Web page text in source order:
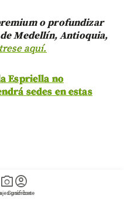
photo_camera
gráficos
account_circle
Suscríbete
o profundizar
Medellín, Antioquia,
aquí.
Espriella no
sedes en estas